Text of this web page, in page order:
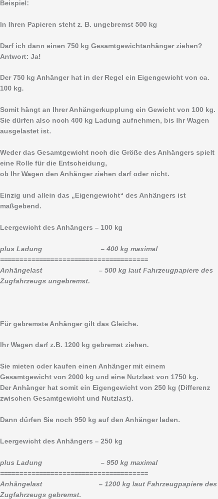
Beispiel:
In Ihren Papieren steht z. B. ungebremst 500 kg
Darf ich dann einen 750 kg Gesamtgewichtanhänger ziehen?
Antwort: Ja!
Der 750 kg Anhänger hat in der Regel ein Eigengewicht von ca.
100 kg.
Somit hängt an Ihrer Anhängerkupplung ein Gewicht von 100 kg.
Sie dürfen also noch 400 kg Ladung aufnehmen, bis Ihr Wagen
ausgelastet ist.
Weder das Gesamtgewicht noch die Größe des Anhängers spielt
eine Rolle für die Entscheidung,
ob Ihr Wagen den Anhänger ziehen darf oder nicht.
Einzig und allein das „Eigengewicht“ des Anhängers ist
maßgebend.
Leergewicht des Anhängers – 100 kg
plus Ladung – 400 kg maximal
======================================
Anhängelast – 500 kg laut Fahrzeugpapiere des
Zugfahrzeugs ungebremst.
Für gebremste Anhänger gilt das Gleiche.
Ihr Wagen darf z.B. 1200 kg gebremst ziehen.
Sie mieten oder kaufen einen Anhänger mit einem
Gesamtgewicht von 2000 kg und eine Nutzlast von 1750 kg.
Der Anhänger hat somit ein Eigengewicht von 250 kg (Differenz
zwischen Gesamtgewicht und Nutzlast).
Dann dürfen Sie noch 950 kg auf den Anhänger laden.
Leergewicht des Anhängers – 250 kg
plus Ladung – 950 kg maximal
======================================
Anhängelast – 1200 kg laut Fahrzeugpapiere des
Zugfahrzeugs gebremst.